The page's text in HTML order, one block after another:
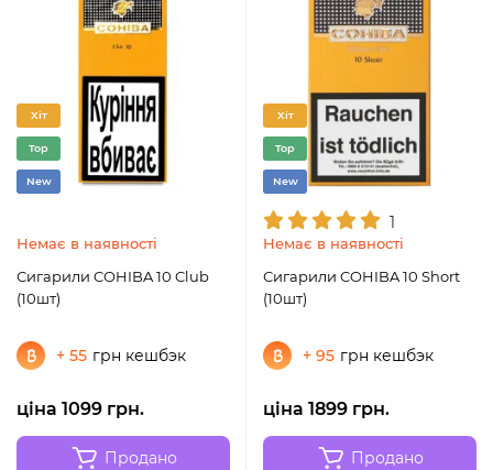
Хіт
Top
New
Немає в наявності
Сигарили COHIBA 10 Club
(10шт)
+ 55 грн кешбэк
ціна 1099 грн.
Продано
Хіт
Top
New
1
Немає в наявності
Сигарили COHIBA 10 Short
(10шт)
+ 95 грн кешбэк
ціна 1899 грн.
Продано